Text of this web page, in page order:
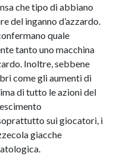
che tipo di abbiano
del inganno d’azzardo.
quale
tanto uno macchina
Inoltre, sebbene
come gli aumenti di
di tutto le azioni del
sui giocatori, i
giacche